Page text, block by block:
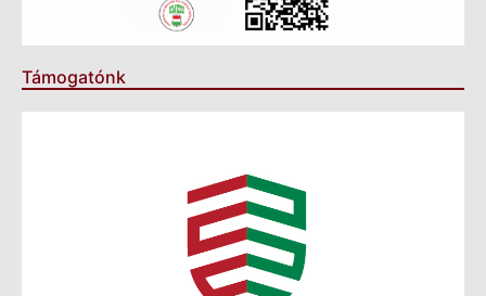
Támogatónk